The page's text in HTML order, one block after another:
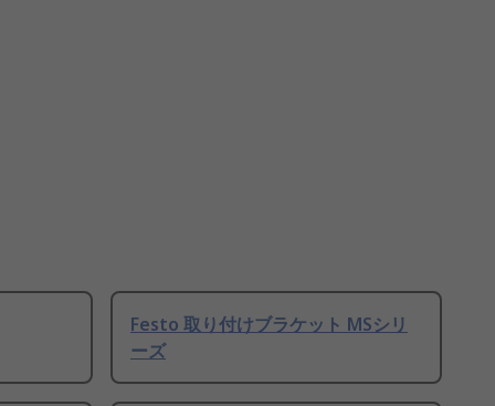
Festo 取り付けブラケット MSシリ
ーズ